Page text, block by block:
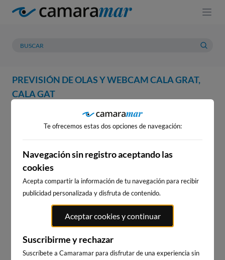
PREVISIÓN DE OLAS Y WEBCAM CALA GRAT,
CALA GAT
PREVISIÓN METEOROLOGÍA
WEBCAM CALA GRAT, CALA
GAT
WEBCAMS CERCANAS
Te ofrecemos estas dos opciones de navegación:
Navegación sin registro aceptando las
cookies
Acepta compartir la información de tu navegación para recibir
publicidad personalizada y disfruta de contenido.
Aceptar cookies y continuar
Suscribirme y rechazar
Suscríbete a Camaramar para disfrutar de una experiencia sin